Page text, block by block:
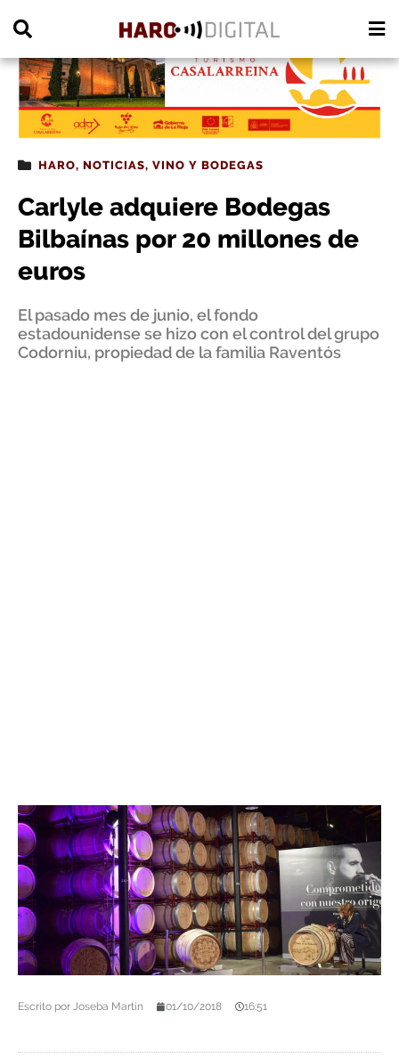
HARO, NOTICIAS, VINO Y BODEGAS
Carlyle adquiere Bodegas
Bilbaínas por 20 millones de
euros
El pasado mes de junio, el fondo
estadounidense se hizo con el control del grupo
Codorniu, propiedad de la familia Raventós
Escrito por Joseba Martín 01/10/2018 16:51